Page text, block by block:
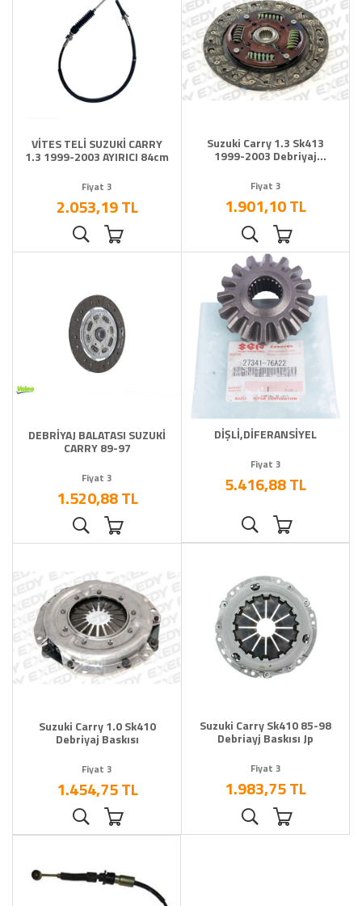
VİTES TELİ SUZUKİ CARRY
1.3 1999-2003 AYIRICI 84cm
Fiyat 3
2.053,19 TL
Suzuki Carry 1.3 Sk413
1999-2003 Debriyaj
Fiyat 3
1.901,10 TL
DEBRİYAJ BALATASI SUZUKİ
CARRY 89-97
Fiyat 3
1.520,88 TL
DİŞLİ,DİFERANSİYEL
Fiyat 3
5.416,88 TL
Suzuki Carry 1.0 Sk410
Debriyaj Baskısı
Fiyat 3
1.454,75 TL
Suzuki Carry Sk410 85-98
Debriayj Baskısı Jp
Fiyat 3
1.983,75 TL